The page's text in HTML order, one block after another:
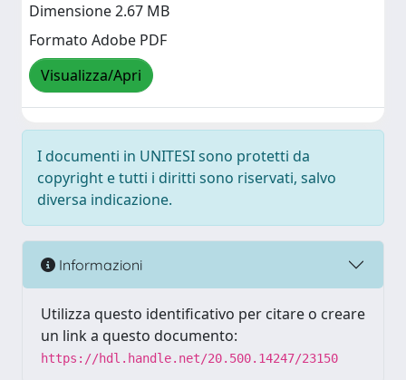
Dimensione 2.67 MB
Formato Adobe PDF
Visualizza/Apri
I documenti in UNITESI sono protetti da
copyright e tutti i diritti sono riservati, salvo
diversa indicazione.
Informazioni
Utilizza questo identificativo per citare o creare
un link a questo documento:
https://hdl.handle.net/20.500.14247/23150